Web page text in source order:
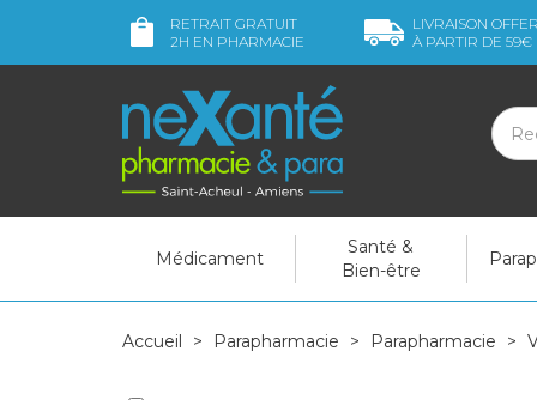
RETRAIT GRATUIT
2H EN PHARMACIE
LIVRAISON
À PARTIR DE 59€
Médicament
Santé &
Bien-être
Accueil Parapharmacie Parapharmacie